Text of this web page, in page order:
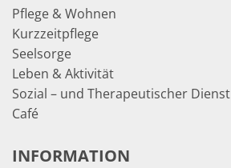
Pflege & Wohnen
Kurzzeitpflege
Seelsorge
Leben & Aktivität
Sozial – und Therapeutischer Dienst
Café
INFORMATION